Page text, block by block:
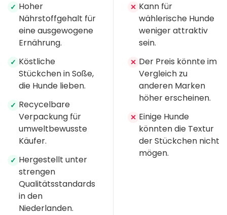
✓ Hoher
Nährstoffgehalt für
eine ausgewogene
Ernährung.
✓ Köstliche
Stückchen in Soße,
die Hunde lieben.
✓ Recycelbare
Verpackung für
umweltbewusste
Käufer.
✓ Hergestellt unter
strengen
Qualitätsstandards
in den
Niederlanden.
✕ Kann für
wählerische Hunde
weniger attraktiv
sein.
✕ Der Preis könnte im
Vergleich zu
anderen Marken
höher erscheinen.
✕ Einige Hunde
könnten die Textur
der Stückchen nicht
mögen.